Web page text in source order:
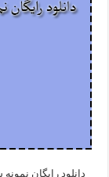
دانلود رایگان